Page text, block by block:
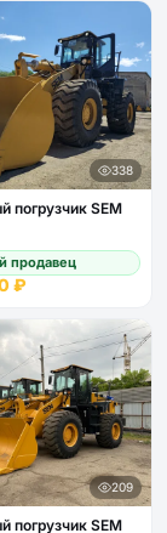
338
погрузчик SEM
продавец
₽
209
погрузчик SEM